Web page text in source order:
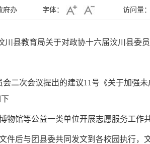
府办 字体： 访问量：
川县教育局关于对政协十六届汶川县委
二次会议提出的建议11号《关于加强
物馆等公益一类单位开展志愿服务工作
件后与团县委共同发文到各校园执行